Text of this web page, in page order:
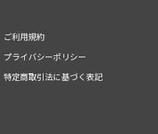
ご利用規約
プライバシーポリシー
特定商取引法に基づく表記